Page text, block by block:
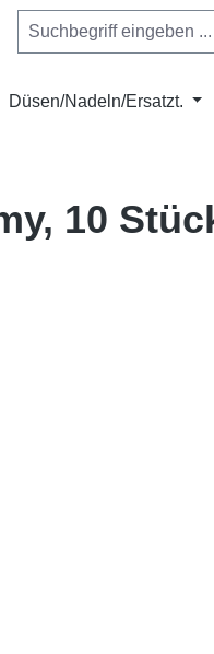
Düsen/Nadeln/Ersatzt.
10